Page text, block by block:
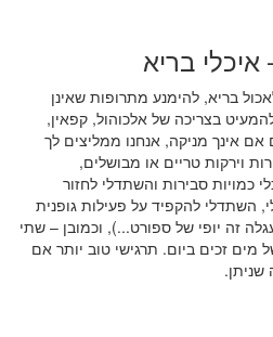
בריא
בריא, להימנע מתרופות שאינן
בצריכה של אלכוהול, קפאין,
אם אינך מניקה, אנחנו ממליצים לך
וירקות טריים או מבושלים,
כמויות סבירות והשתדלי לחזור
השתדלי להקפיד על פעילות גופנית
זה יופי של ספורט...), וכמובן – שתי
מים זכים ביום. תרגישי טוב יותר אם
שניתן.